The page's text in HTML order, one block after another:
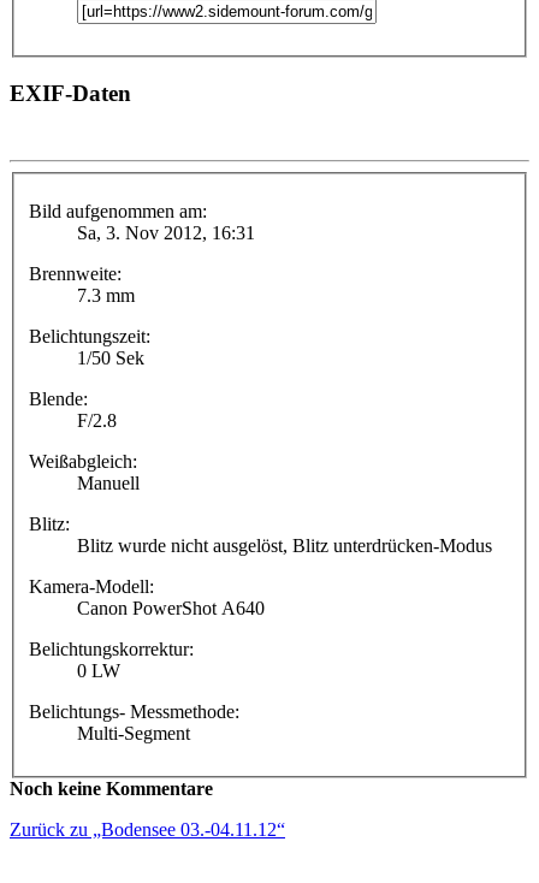
EXIF-Daten
Bild aufgenommen am:
Sa, 3. Nov 2012, 16:31
Brennweite:
7.3 mm
Belichtungszeit:
1/50 Sek
Blende:
F/2.8
Weißabgleich:
Manuell
Blitz:
Blitz wurde nicht ausgelöst, Blitz unterdrücken-Modus
Kamera-Modell:
Canon PowerShot A640
Belichtungskorrektur:
0 LW
Belichtungs- Messmethode:
Multi-Segment
Noch keine Kommentare
Zurück zu „Bodensee 03.-04.11.12“